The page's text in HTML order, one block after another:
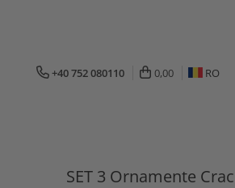
+40 752 080110 0,00 RO
SET 3 Ornamente